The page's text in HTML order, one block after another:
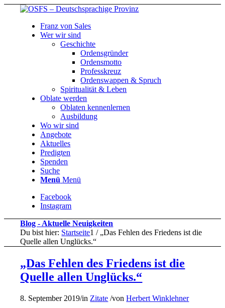
Franz von Sales
Wer wir sind
Geschichte
Ordensgründer
Ordensmotto
Professkreuz
Ordenswappen & Spruch
Spiritualität & Leben
Oblate werden
Oblaten kennenlernen
Ausbildung
Wo wir sind
Angebote
Aktuelles
Predigten
Spenden
Suche
Menü Menü
Facebook
Instagram
Blog - Aktuelle Neuigkeiten
Du bist hier: Startseite1 / „Das Fehlen des Friedens ist die
Quelle allen Unglücks.“
„Das Fehlen des Friedens ist die
Quelle allen Unglücks.“
8. September 2019/in Zitate /vonHerbert Winklehner